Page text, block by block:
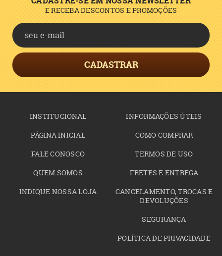
E RECEBA DESCONTOS E PROMOÇÕES
CADASTRAR
INSTITUCIONAL
PÁGINA INICIAL
FALE CONOSCO
QUEM SOMOS
INDIQUE NOSSA LOJA
INFORMAÇÕES ÚTEIS
COMO COMPRAR
TERMOS DE USO
FRETES E ENTREGA
CANCELAMENTO, TROCAS E
DEVOLUÇÕES
SEGURANÇA
POLÍTICA DE PRIVACIDADE